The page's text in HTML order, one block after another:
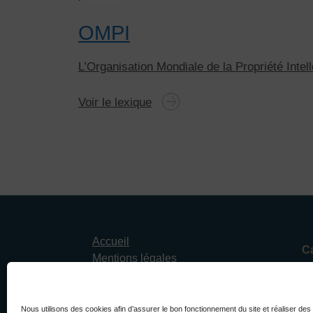
Nous utilisons des cookies afin d’assurer le bon fonctionnement du site et réaliser
OMPI
L’Organisation Mondiale de la Propriété
Voir le lexique
Accueil
Mentions légales
Contact